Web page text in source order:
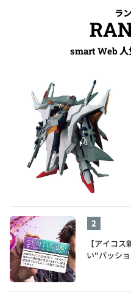
ラ
smart Web
【アイコ
い“パッシ